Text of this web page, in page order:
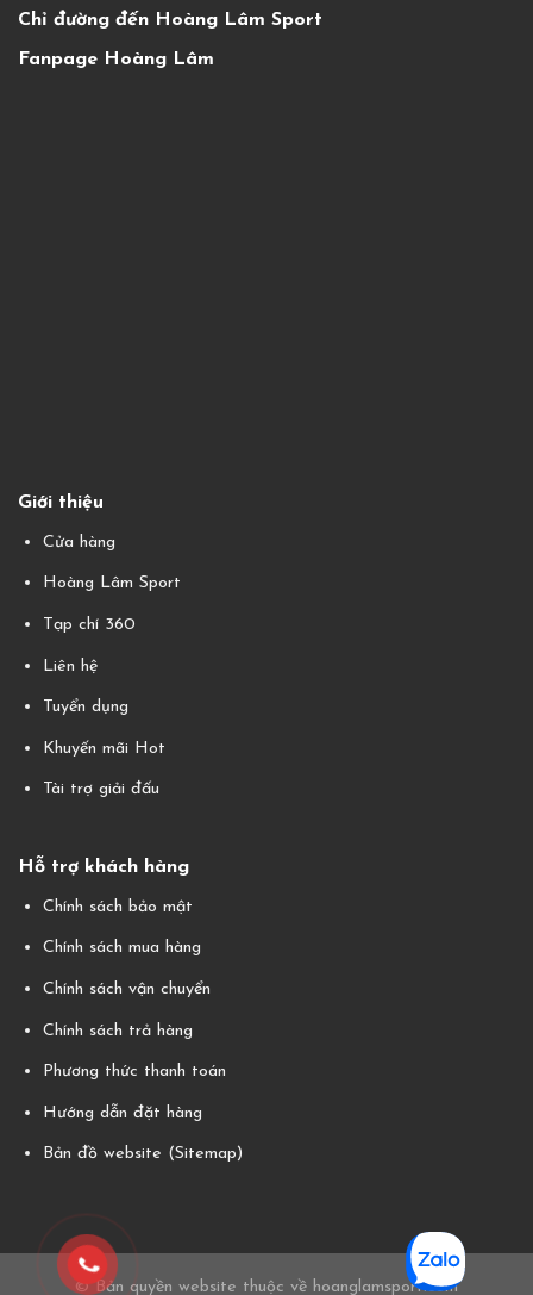
Giới thiệu
Cửa hàng
Hoàng Lâm Sport
Tạp chí 360
Liên hệ
Tuyển dụng
Khuyến mãi Hot
Tài trợ giải đấu
Hỗ trợ khách hàng
Chính sách bảo mật
Chính sách mua hàng
Chính sách vận chuyển
Chính sách trả hàng
Phương thức thanh toán
Hướng dẫn đặt hàng
Bản đồ website (Sitemap)
Chỉ đường đến Hoàng Lâm Sport
Fanpage Hoàng Lâm
© Bản quyền website thuộc về hoanglamsport.com